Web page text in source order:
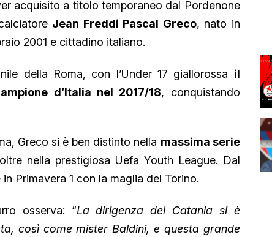
acquisito a titolo temporaneo dal Pordenone
Jean Freddi Pascal Greco, nato in
2001 e cittadino italiano.
della Roma, con l’Under 17 giallorossa il
d’Italia nel 2017/18, conquistando
Greco si è ben distinto nella massima serie
nella prestigiosa Uefa Youth League. Dal
Primavera 1 con la maglia del Torino.
osserva: “La dirigenza del Catania si è
così come mister Baldini, e questa grande